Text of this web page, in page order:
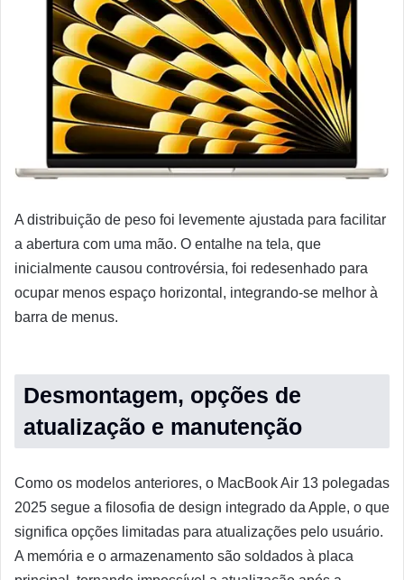
A distribuição de peso foi levemente ajustada para facilitar
a abertura com uma mão. O entalhe na tela, que
inicialmente causou controvérsia, foi redesenhado para
ocupar menos espaço horizontal, integrando-se melhor à
barra de menus.
Desmontagem, opções de
atualização e manutenção
Como os modelos anteriores, o MacBook Air 13 polegadas
2025 segue a filosofia de design integrado da Apple, o que
significa opções limitadas para atualizações pelo usuário.
A memória e o armazenamento são soldados à placa